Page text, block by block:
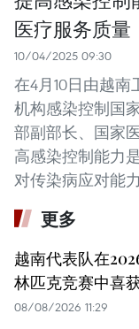
医疗服务质量
10/04/2025 09:30
在4月10日由越南
机构感染控制国
部副部长、国家
高感染控制能力
对传染病应对能
更多
越南代表队在
林匹克竞赛中喜
08/08/2026 11:29